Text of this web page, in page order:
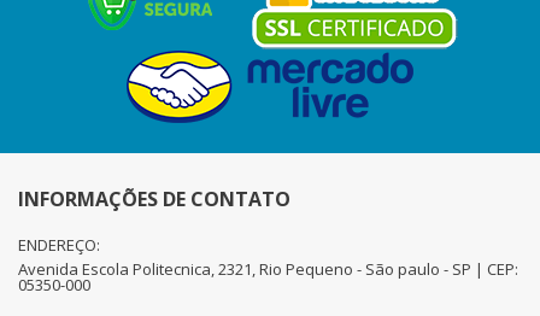
INFORMAÇÕES DE CONTATO
ENDEREÇO:
Avenida Escola Politecnica, 2321, Rio Pequeno - São paulo - SP | CEP:
05350-000